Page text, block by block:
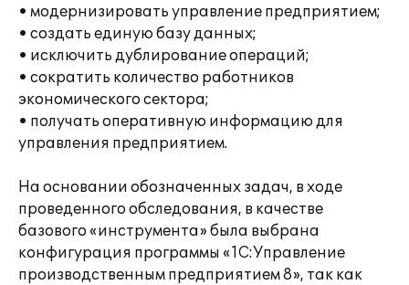
• модернизировать управление предприятием;
• создать единую базу данных;
• исключить дублирование операций;
• сократить количество работников
экономического сектора;
• получать оперативную информацию для
управления предприятием.
На основании обозначенных задач, в ходе
проведенного обследования, в качестве
базового «инструмента» была выбрана
конфигурация программы «1С:Управление
производственным предприятием 8», так как